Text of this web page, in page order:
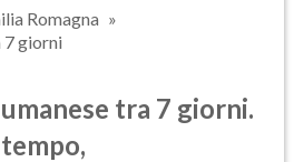
Romagna
7 giorni
tra 7 giorni.